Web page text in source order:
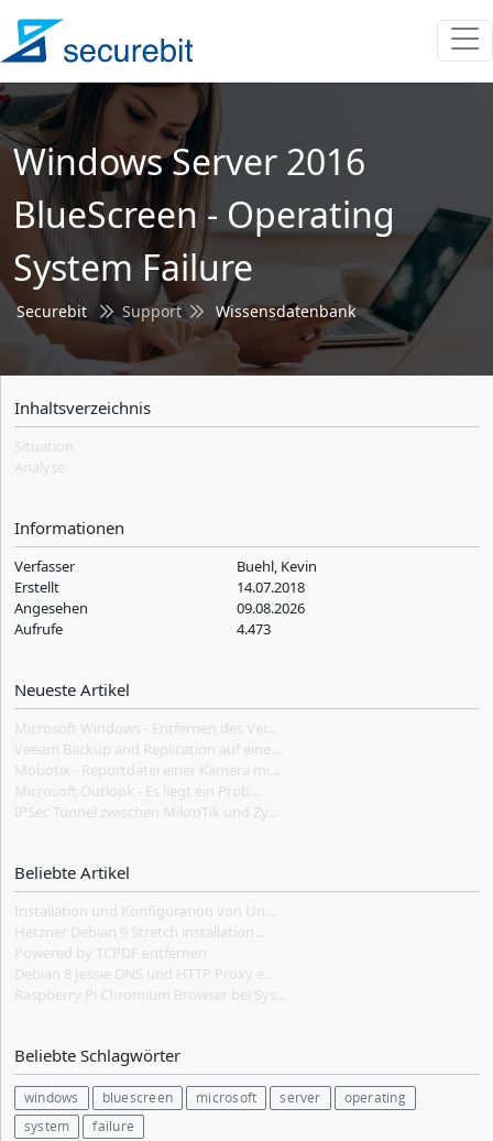
Windows Server 2016
BlueScreen - Operating
System Failure
Securebit Support Wissensdatenbank
Inhaltsverzeichnis
Situation
Analyse
Informationen
Verfasser
Buehl, Kevin
Erstellt
14.07.2018
Angesehen
09.08.2026
Aufrufe
4.473
Neueste Artikel
Microsoft Windows - Entfernen des Ver...
Veeam Backup and Replication auf eine...
Mobotix - Reportdatei einer Kamera mi...
Microsoft Outlook - Es liegt ein Prob...
IPSec Tunnel zwischen MikroTik und Zy...
Beliebte Artikel
Installation und Konfiguration von Un...
Hetzner Debian 9 Stretch installation...
Powered by TCPDF entfernen
Debian 8 Jessie DNS und HTTP Proxy e...
Raspberry Pi Chromium Browser bei Sys...
Beliebte Schlagwörter
windows bluescreen microsoft server
operating
system
failure